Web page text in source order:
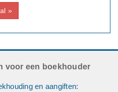
»
voor een boekhouder
en aangiften: